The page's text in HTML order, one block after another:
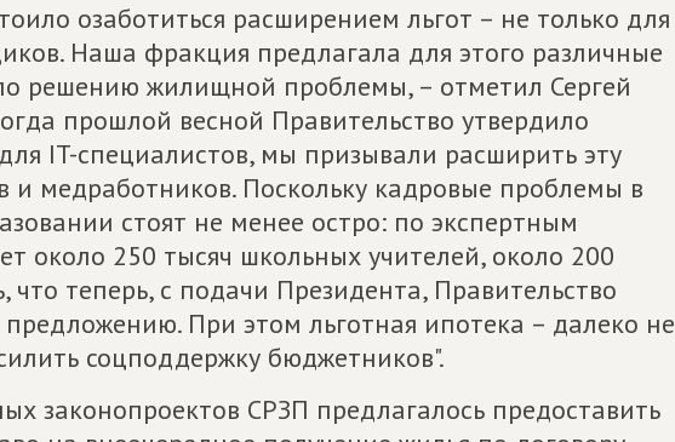
озаботиться расширением льгот – не только для
Наша фракция предлагала для этого различные
решению жилищной проблемы, – отметил Сергей
прошлой весной Правительство утвердило
IT-специалистов, мы призывали расширить эту
и медработников. Поскольку кадровые проблемы в
стоят не менее остро: по экспертным
около 250 тысяч школьных учителей, около 200
что теперь, с подачи Президента, Правительство
При этом льготная ипотека – далеко не
соцподдержку бюджетников".
законопроектов СРЗП предлагалось предоставить